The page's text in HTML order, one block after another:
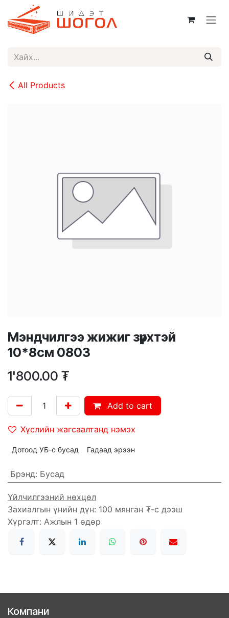
Skip to Content
All Products
Мэндчилгээ жижиг зүрхтэй
10*8см 0803
1'800.00 ₮
Add to cart
Хүслийн жагсаалтанд нэмэх
Дотоод УБ-с бусад Гадаад эрээн
Брэнд: Бусад
Үйлчилгээний нөхцөл
Захиалгын үнийн дүн: 100 мянган ₮-с дээш
Хүргэлт: Ажлын 1 өдөр
Компани